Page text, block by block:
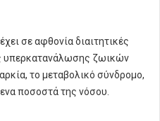
σε αφθονία διαιτητικές
υπερκατανάλωσης ζωικών
το μεταβολικό σύνδρομο,
ποσοστά της νόσου.